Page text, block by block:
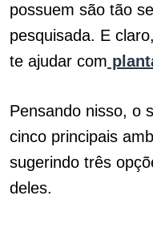
possuem são tão
pesquisada. E
te ajudar com
Pensando nisso, o
cinco principais
sugerindo três
deles.